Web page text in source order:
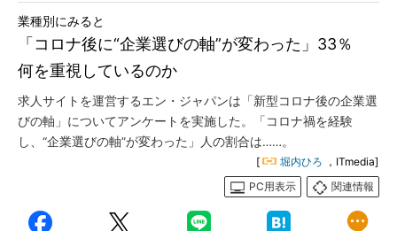
「コロナ後に“企業選びの軸”が変わった」33％
何を重視しているのか
業種別にみると
求人サイトを運営するエン・ジャパンは「新型コロナ後の企業選
びの軸」についてアンケートを実施した。「コロナ禍を経験
し、“企業選びの軸”が変わった」人の割合は……。
[ 堀内ひろ ，ITmedia]
PC用表示
関連情報